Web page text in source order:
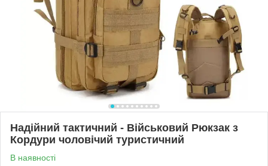
Надійний тактичний - Військовий Рюкзак з
Кордури чоловічий туристичний
В наявності